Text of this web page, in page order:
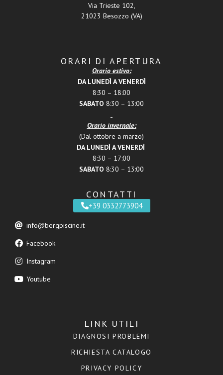
Via Trieste 102,
21023 Besozzo (VA)
ORARI DI APERTURA
Orario estivo:
DA LUNEDÌ A VENERDÌ
8:30 – 18:00
SABATO 8:30 – 13:00
Orario invernale:
(Dal ottobre a marzo)
DA LUNEDÌ A VENERDÌ
8:30 – 17:00
SABATO 8:30 – 13:00
CONTATTI
+39 0332773904
info@bergpiscine.it
Facebook
Instagram
Youtube
LINK UTILI
DIAGNOSI PROBLEMI
RICHIESTA CATALOGO
PRIVACY POLICY